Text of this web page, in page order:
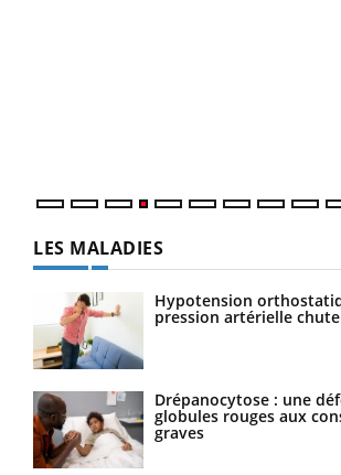
LES MALADIES
Hypotension
pression artérielle
Drépanocytose : une
globules rouges aux
graves